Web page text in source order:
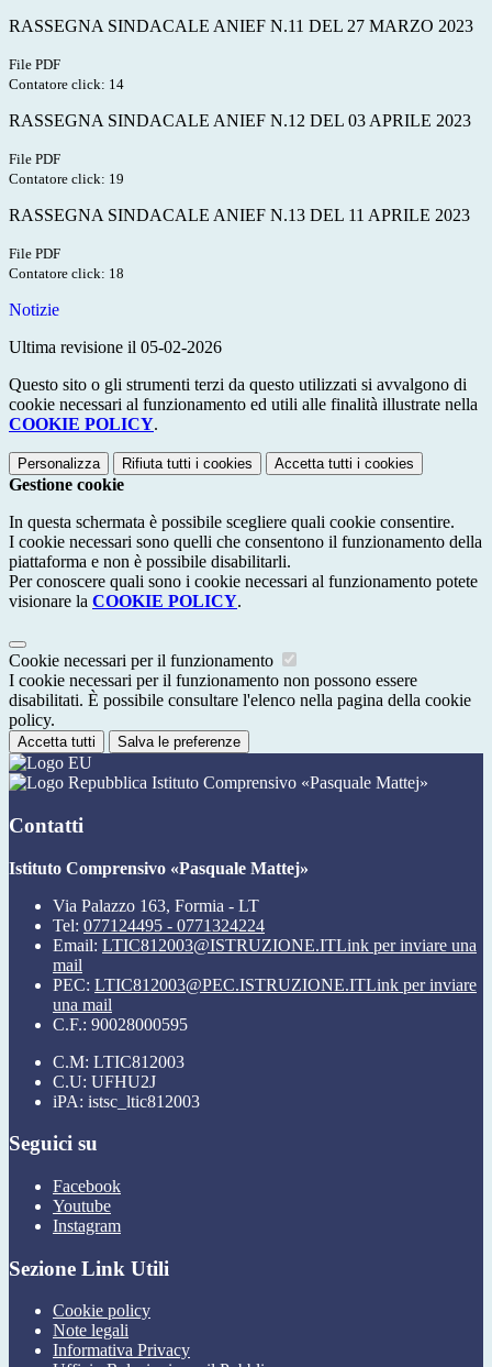
RASSEGNA SINDACALE ANIEF N.11 DEL 27 MARZO 2023
File PDF
Contatore click: 14
RASSEGNA SINDACALE ANIEF N.12 DEL 03 APRILE 2023
File PDF
Contatore click: 19
RASSEGNA SINDACALE ANIEF N.13 DEL 11 APRILE 2023
File PDF
Contatore click: 18
Notizie
Ultima revisione il 05-02-2026
Questo sito o gli strumenti terzi da questo utilizzati si avvalgono di
cookie necessari al funzionamento ed utili alle finalità illustrate nella
COOKIE POLICY.
Personalizza Rifiuta tutti i cookies Accetta tutti i cookies
Gestione cookie
In questa schermata è possibile scegliere quali cookie consentire.
I cookie necessari sono quelli che consentono il funzionamento della
piattaforma e non è possibile disabilitarli.
Per conoscere quali sono i cookie necessari al funzionamento potete
visionare la COOKIE POLICY.
Cookie necessari per il funzionamento
I cookie necessari per il funzionamento non possono essere
disabilitati. È possibile consultare l'elenco nella pagina della cookie
policy.
Accetta tutti Salva le preferenze
Istituto Comprensivo «Pasquale Mattej»
Contatti
Istituto Comprensivo «Pasquale Mattej»
Via Palazzo 163, Formia - LT
Tel: 077124495 - 0771324224
Email: LTIC812003@ISTRUZIONE.ITLink per inviare una
mail
PEC: LTIC812003@PEC.ISTRUZIONE.ITLink per inviare
una mail
C.F.: 90028000595
C.M: LTIC812003
C.U: UFHU2J
iPA: istsc_ltic812003
Seguici su
Facebook
Youtube
Instagram
Sezione Link Utili
Cookie policy
Note legali
Informativa Privacy